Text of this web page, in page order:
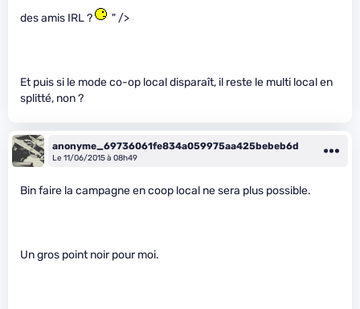
des amis IRL ?
" />
Et puis si le mode co-op local disparaît, il reste le multi local en
splitté, non ?
anonyme_69736061fe834a059975aa425bebeb6d
Le 11/06/2015 à 08h49
Bin faire la campagne en coop local ne sera plus possible.
Un gros point noir pour moi.